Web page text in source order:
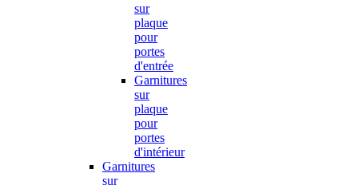
sur
plaque
pour
portes
d'entrée
Garnitures
sur
plaque
pour
portes
d'intérieur
Garnitures
sur